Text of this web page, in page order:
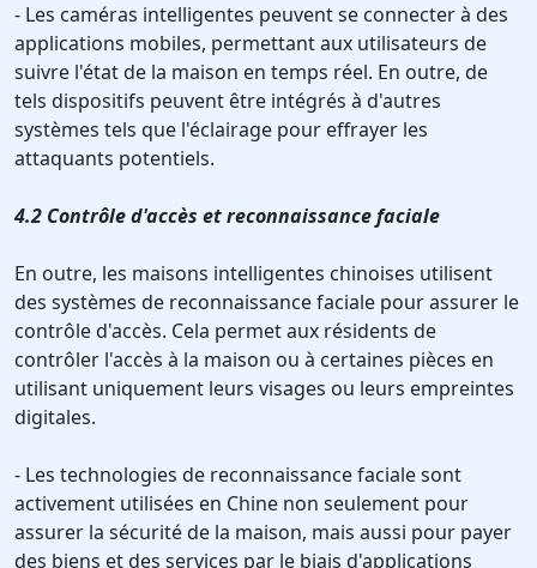
- Les caméras intelligentes peuvent se connecter à des
applications mobiles, permettant aux utilisateurs de
suivre l'état de la maison en temps réel. En outre, de
tels dispositifs peuvent être intégrés à d'autres
systèmes tels que l'éclairage pour effrayer les
attaquants potentiels.
4.2 Contrôle d'accès et reconnaissance faciale
En outre, les maisons intelligentes chinoises utilisent
des systèmes de reconnaissance faciale pour assurer le
contrôle d'accès. Cela permet aux résidents de
contrôler l'accès à la maison ou à certaines pièces en
utilisant uniquement leurs visages ou leurs empreintes
digitales.
- Les technologies de reconnaissance faciale sont
activement utilisées en Chine non seulement pour
assurer la sécurité de la maison, mais aussi pour payer
des biens et des services par le biais d'applications